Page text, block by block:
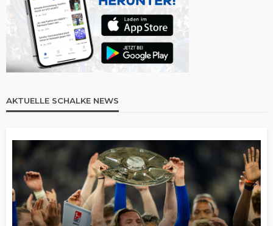
AKTUELLE SCHALKE NEWS